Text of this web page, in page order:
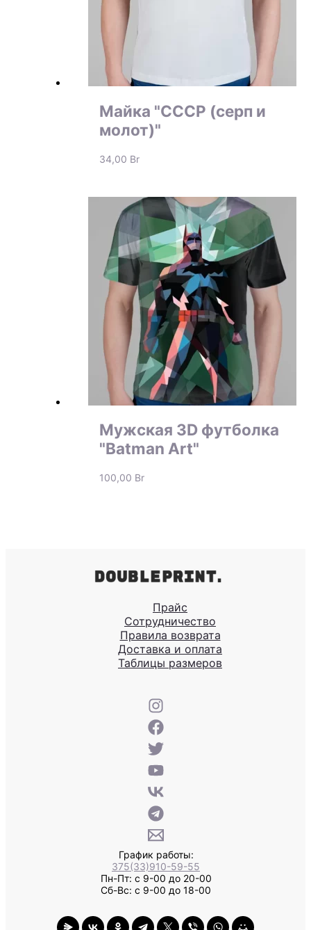
Майка "СССР (серп и
молот)"
34,00 Br
Мужская 3D футболка
"Batman Art"
100,00 Br
Прайс
Сотрудничество
Правила возврата
Доставка и оплата
Таблицы размеров
График работы:
375(33)910-59-55
Пн-Пт: с 9-00 до 20-00
Сб-Вс: с 9-00 до 18-00